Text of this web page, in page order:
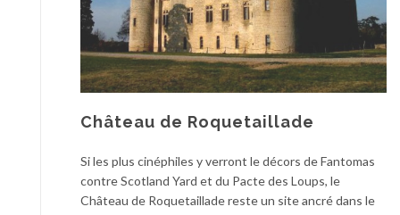
Château de Roquetaillade
Si les plus cinéphiles y verront le décors de Fantomas
contre Scotland Yard et du Pacte des Loups, le
Château de Roquetaillade reste un site ancré dans le